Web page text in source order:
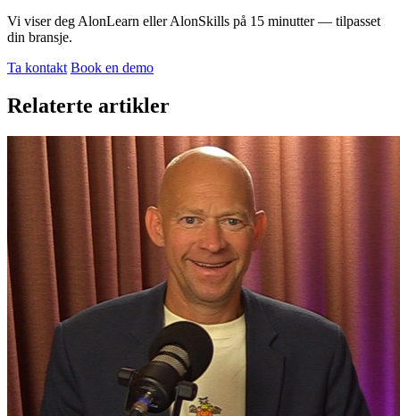
Vi viser deg AlonLearn eller AlonSkills på 15 minutter — tilpasset
din bransje.
Ta kontakt Book en demo
Relaterte artikler